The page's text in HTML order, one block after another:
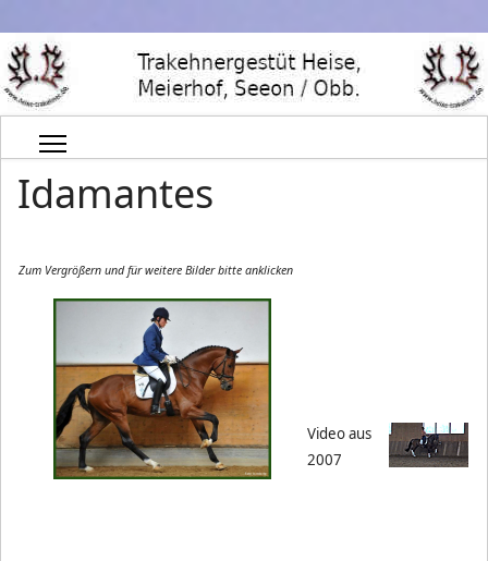
Idamantes
Zum Vergrößern und für weitere Bilder bitte anklicken
Video aus
2007